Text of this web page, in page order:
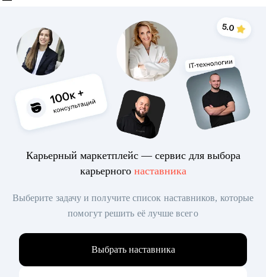
Карьерный маркетплейс — сервис для выбора
карьерного наставника
Выберите задачу и получите список наставников, которые
помогут решить её лучше всего
Выбрать наставника